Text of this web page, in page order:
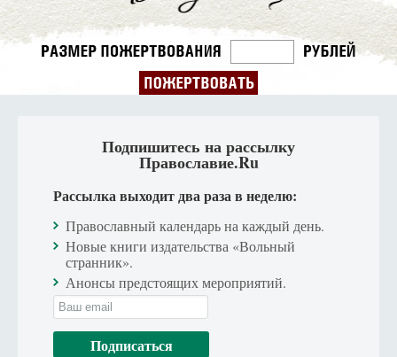
Подпишитесь на рассылку
Православие.Ru
Рассылка выходит два раза в неделю:
Православный календарь на каждый день.
Новые книги издательства «Вольный
странник».
Анонсы предстоящих мероприятий.